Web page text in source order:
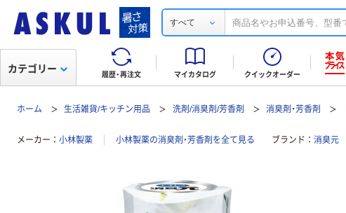
すべて
履歴・再注文 マイカタログ クイックオーダー
カテゴリー
ホーム 生活雑貨/キッチン用品 洗剤/消臭剤/芳香剤 消臭剤・芳香剤
メーカー 小林製薬 小林製薬の消臭剤・芳香剤を全て見る ブランド 消臭元